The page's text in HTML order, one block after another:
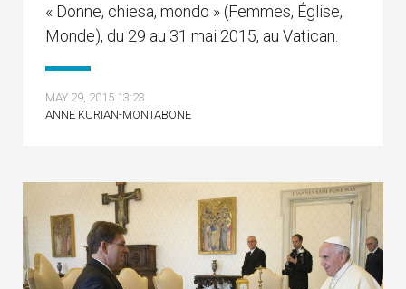
« Donne, chiesa, mondo » (Femmes, Église,
Monde), du 29 au 31 mai 2015, au Vatican.
MAY 29, 2015 13:23
ANNE KURIAN-MONTABONE